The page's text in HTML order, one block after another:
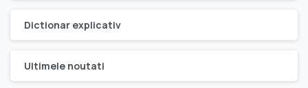
Dictionar explicativ
Ultimele noutati